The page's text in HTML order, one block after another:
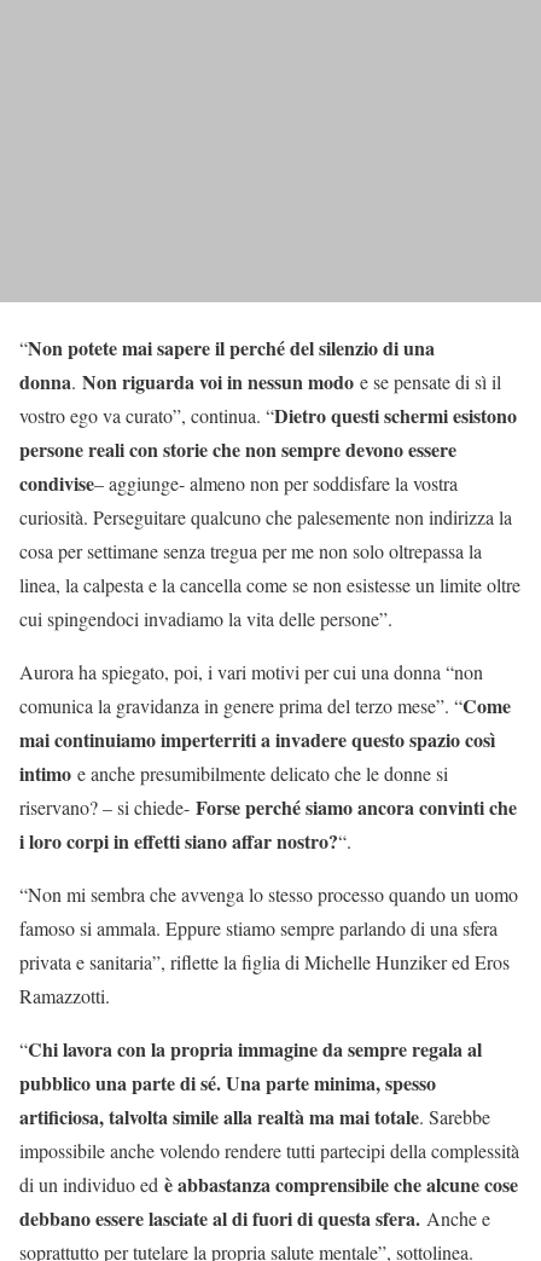
“Non potete mai sapere il perché del silenzio di una
donna. Non riguarda voi in nessun modo e se pensate di sì il
vostro ego va curato”, continua. “Dietro questi schermi esistono
persone reali con storie che non sempre devono essere
condivise– aggiunge- almeno non per soddisfare la vostra
curiosità. Perseguitare qualcuno che palesemente non indirizza la
cosa per settimane senza tregua per me non solo oltrepassa la
linea, la calpesta e la cancella come se non esistesse un limite oltre
cui spingendoci invadiamo la vita delle persone”.
Aurora ha spiegato, poi, i vari motivi per cui una donna “non
comunica la gravidanza in genere prima del terzo mese”. “Come
mai continuiamo imperterriti a invadere questo spazio così
intimo e anche presumibilmente delicato che le donne si
riservano? – si chiede- Forse perché siamo ancora convinti che
i loro corpi in effetti siano affar nostro?“.
“Non mi sembra che avvenga lo stesso processo quando un uomo
famoso si ammala. Eppure stiamo sempre parlando di una sfera
privata e sanitaria”, riflette la figlia di Michelle Hunziker ed Eros
Ramazzotti.
“Chi lavora con la propria immagine da sempre regala al
pubblico una parte di sé. Una parte minima, spesso
artificiosa, talvolta simile alla realtà ma mai totale. Sarebbe
impossibile anche volendo rendere tutti partecipi della complessità
di un individuo ed è abbastanza comprensibile che alcune cose
debbano essere lasciate al di fuori di questa sfera. Anche e
soprattutto per tutelare la propria salute mentale”, sottolinea.